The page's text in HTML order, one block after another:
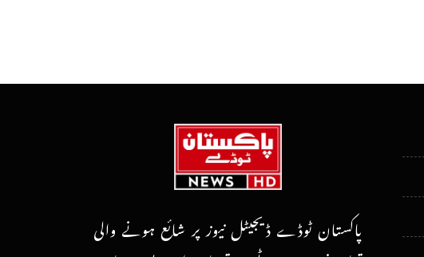
پاکستان ٹوڈے ڈیجیٹل نیوز پر شائع ہونے والی